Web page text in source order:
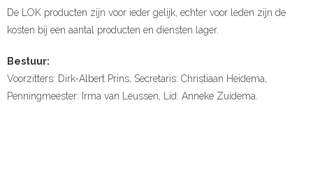
De LOK producten zijn voor ieder gelijk, echter voor leden zijn de
kosten bij een aantal producten en diensten lager.
Bestuur:
Voorzitters: Dirk-Albert Prins, Secretaris: Christiaan Heidema,
Penningmeester: Irma van Leussen, Lid: Anneke Zuidema.